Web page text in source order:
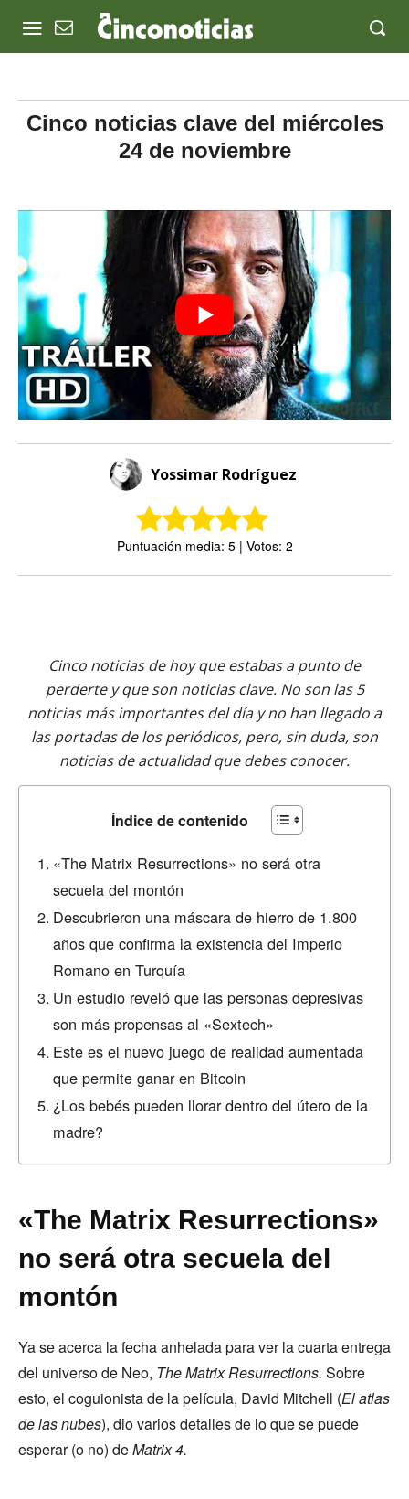
Cinco noticias clave del miércoles
24 de noviembre
Yossimar Rodríguez
Puntuación media: 5 | Votos: 2
Cinco noticias de hoy que estabas a punto de
perderte y que son noticias clave. No son las 5
noticias más importantes del día y no han llegado a
las portadas de los periódicos, pero, sin duda, son
noticias de actualidad que debes conocer.
Índice de contenido
«The Matrix Resurrections» no será otra
secuela del montón
Descubrieron una máscara de hierro de 1.800
años que confirma la existencia del Imperio
Romano en Turquía
Un estudio reveló que las personas depresivas
son más propensas al «Sextech»
Este es el nuevo juego de realidad aumentada
que permite ganar en Bitcoin
¿Los bebés pueden llorar dentro del útero de la
madre?
«The Matrix Resurrections»
no será otra secuela del
montón
Ya se acerca la fecha anhelada para ver la cuarta entrega
del universo de Neo, The Matrix Resurrections. Sobre
esto, el coguionista de la película, David Mitchell (El atlas
de las nubes), dio varios detalles de lo que se puede
esperar (o no) deMatrix 4.